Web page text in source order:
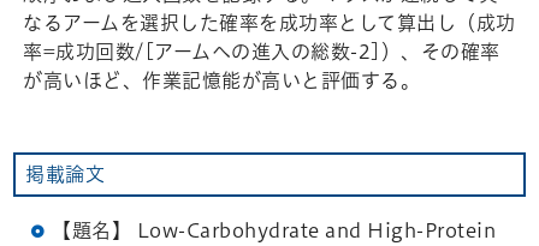
なるアームを選択した確率を成功率として算出し（成功
率=成功回数/[アームへの進入の総数-2]）、その確率
が高いほど、作業記憶能が高いと評価する。
掲載論文
【題名】 Low-Carbohydrate and High-Protein